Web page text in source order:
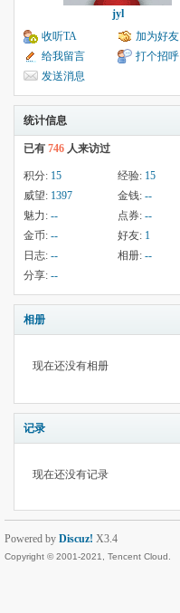
jyl
收听TA
加为好友
给我留言
打个招呼
发送消息
统计信息
已有 746 人来访过
积分: 15 经验: 15
威望: 1397 金钱: --
魅力: -- 点券: --
金币: -- 好友: 1
日志: -- 相册: --
分享: --
相册
现在还没有相册
记录
现在还没有记录
Powered by Discuz! X3.4
Copyright © 2001-2021, Tencent Cloud.